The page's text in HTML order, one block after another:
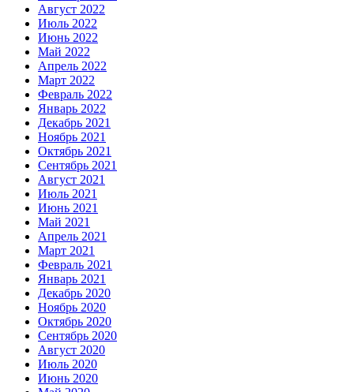
Август 2022
Июль 2022
Июнь 2022
Май 2022
Апрель 2022
Март 2022
Февраль 2022
Январь 2022
Декабрь 2021
Ноябрь 2021
Октябрь 2021
Сентябрь 2021
Август 2021
Июль 2021
Июнь 2021
Май 2021
Апрель 2021
Март 2021
Февраль 2021
Январь 2021
Декабрь 2020
Ноябрь 2020
Октябрь 2020
Сентябрь 2020
Август 2020
Июль 2020
Июнь 2020